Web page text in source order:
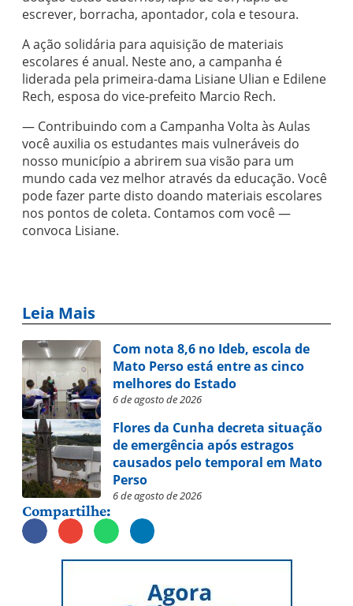
escrever, borracha, apontador, cola e tesoura.
A ação solidária para aquisição de materiais
escolares é anual. Neste ano, a campanha é
liderada pela primeira-dama Lisiane Ulian e Edilene
Rech, esposa do vice-prefeito Marcio Rech.
— Contribuindo com a Campanha Volta às Aulas
você auxilia os estudantes mais vulneráveis do
nosso município a abrirem sua visão para um
mundo cada vez melhor através da educação. Você
pode fazer parte disto doando materiais escolares
nos pontos de coleta. Contamos com você —
convoca Lisiane.
Leia Mais
Com nota 8,6 no Ideb, escola de
Mato Perso está entre as cinco
melhores do Estado
6 de agosto de 2026
Flores da Cunha decreta situação
de emergência após estragos
causados pelo temporal em Mato
Perso
6 de agosto de 2026
Compartilhe: